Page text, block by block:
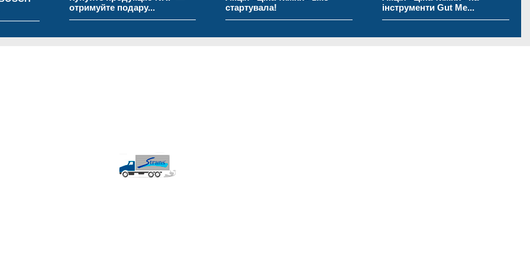
отримуйте подару...
стартувала!
інструменти Gut Me...